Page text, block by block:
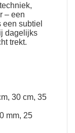
– een
subtiel
dagelijks
trekt.
30 cm, 35
mm, 25